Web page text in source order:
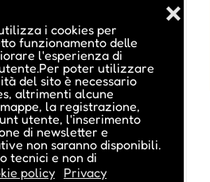
i cookies per
funzionamento delle
l'esperienza di
poter utilizzare
del sito è necessario
altrimenti alcune
la registrazione,
utente, l'inserimento
di newsletter e
non saranno disponibili.
tecnici e non di
policy Privacy
❌